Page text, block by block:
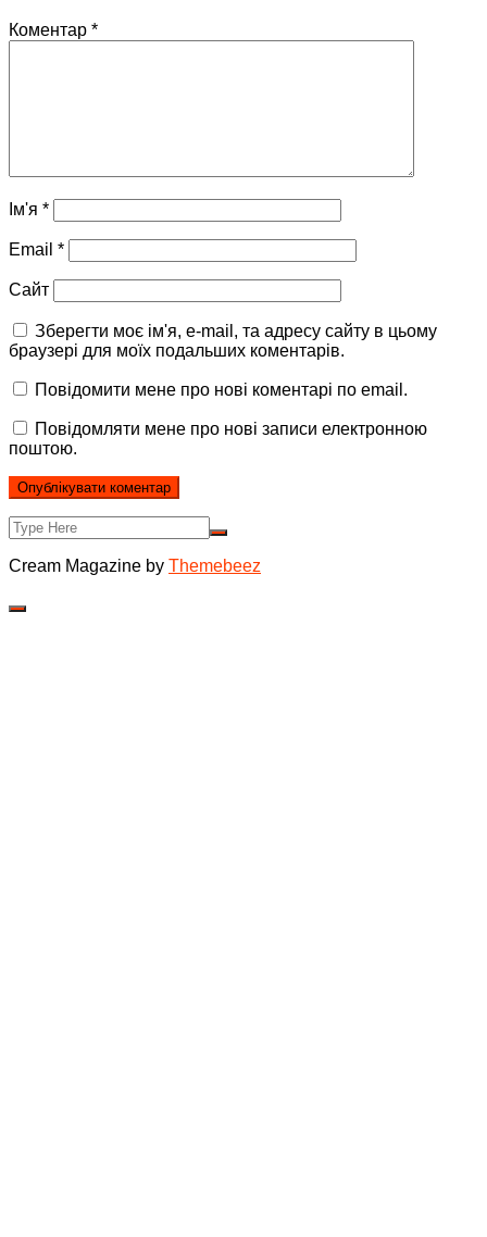
Коментар *
Ім'я *
Email *
Сайт
Зберегти моє ім'я, e-mail, та адресу сайту в цьому
браузері для моїх подальших коментарів.
Повідомити мене про нові коментарі по email.
Повідомляти мене про нові записи електронною
поштою.
Cream Magazine by Themebeez